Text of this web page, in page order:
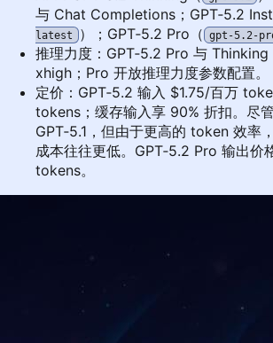
与 Chat Completions；GPT‑5.2
latest ）；GPT‑5.2 Pro（ gpt-5.2-
推理力度：GPT‑5.2 Pro 与 Thinking
xhigh；Pro 开放推理力度参数配置。
定价：GPT‑5.2 输入 $1.75/百万
tokens；缓存输入享 90% 折扣。尽
GPT‑5.1，但由于更高的 token 效率
成本往往更低。GPT‑5.2 Pro 输出价
tokens。